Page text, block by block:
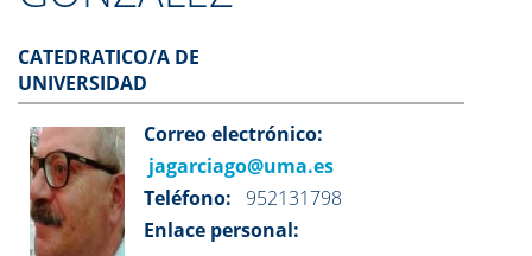
CATEDRATICO/A DE
UNIVERSIDAD
Correo electrónico:
jagarciago@uma.es
Teléfono: 952131798
Enlace personal: